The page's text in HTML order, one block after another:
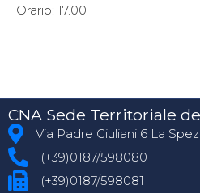
Orario: 17.00
CNA Sede Territoriale
Via Padre Giuliani 6 La
(+39)0187/598080
(+39)0187/598081